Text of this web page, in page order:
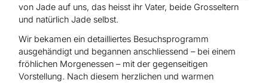
von Jade auf uns, das heisst ihr Vater, beide Grosseltern
und natürlich Jade selbst.
Wir bekamen ein detailliertes Besuchsprogramm
ausgehändigt und begannen anschliessend – bei einem
fröhlichen Morgenessen – mit der gegenseitigen
Vorstellung. Nach diesem herzlichen und warmen